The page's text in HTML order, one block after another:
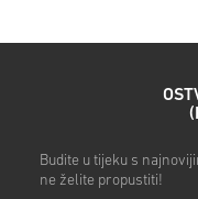
Budite u tijeku s
ne želite propustiti!